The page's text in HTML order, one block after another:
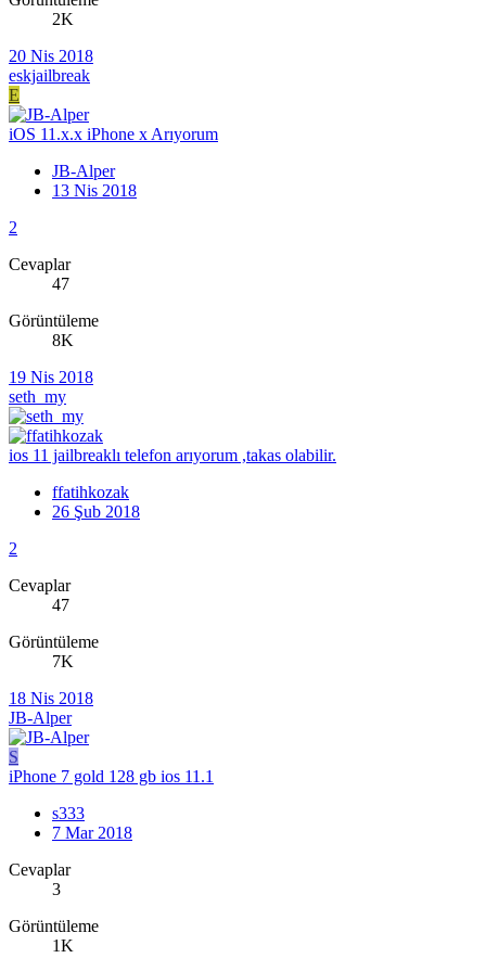
2K
20 Nis 2018
eskjailbreak
E
iOS 11.x.x iPhone x Arıyorum
JB-Alper
13 Nis 2018
2
Cevaplar
47
Görüntüleme
8K
19 Nis 2018
seth_my
ios 11 jailbreaklı telefon arıyorum ,takas olabilir.
ffatihkozak
26 Şub 2018
2
Cevaplar
47
Görüntüleme
7K
18 Nis 2018
JB-Alper
S
iPhone 7 gold 128 gb ios 11.1
s333
7 Mar 2018
Cevaplar
3
Görüntüleme
1K